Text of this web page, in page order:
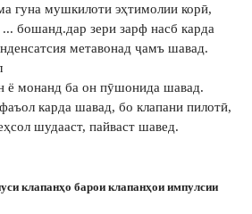
гуна мушкилоти эҳтимолии корӣ,
... бошанд.дар зери зарф насб карда
метавонад ҷамъ шавад.
ё монанд ба он пӯшонида шавад.
карда шавад, бо клапани пилотӣ,
шудааст, пайваст шавед.
клапанҳо барои клапанҳои импулсии